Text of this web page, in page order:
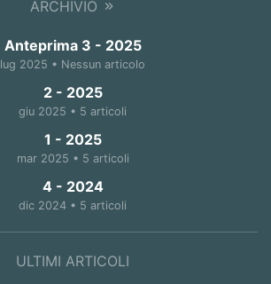
ARCHIVIO
Anteprima 3 - 2025
lug 2025 • Nessun articolo
2 - 2025
giu 2025 • 5 articoli
1 - 2025
mar 2025 • 5 articoli
4 - 2024
dic 2024 • 5 articoli
ULTIMI ARTICOLI